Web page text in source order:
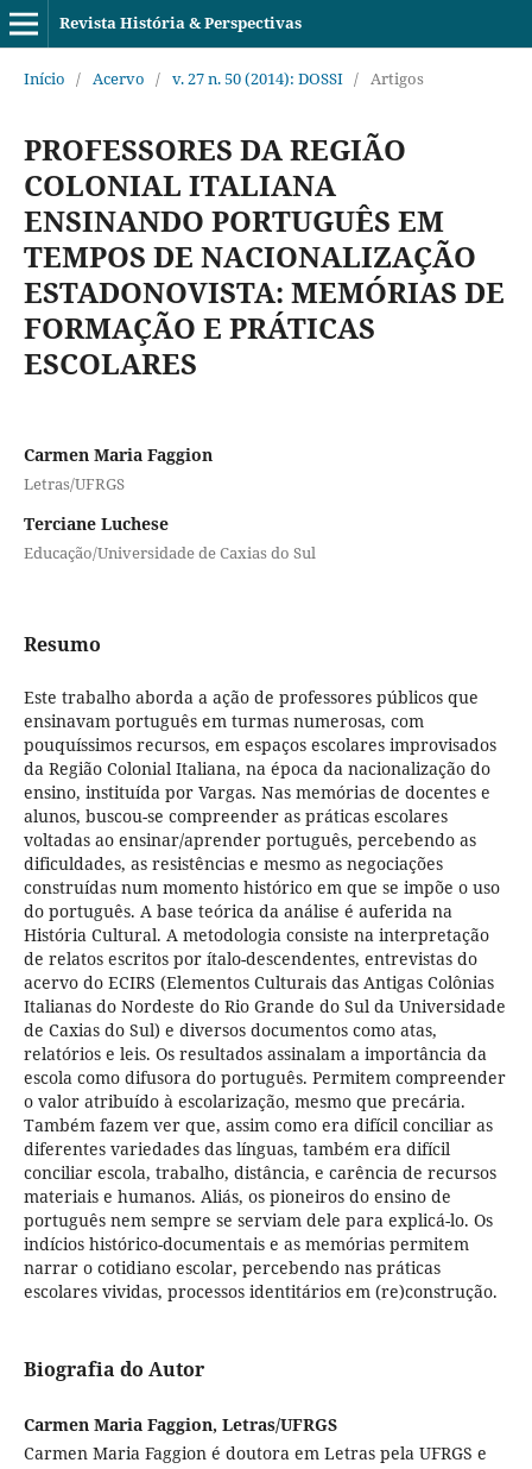
Revista História & Perspectivas
Início / Acervo / v. 27 n. 50 (2014): DOSSI / Artigos
PROFESSORES DA REGIÃO
COLONIAL ITALIANA
ENSINANDO PORTUGUÊS EM
TEMPOS DE NACIONALIZAÇÃO
ESTADONOVISTA: MEMÓRIAS DE
FORMAÇÃO E PRÁTICAS
ESCOLARES
Carmen Maria Faggion
Letras/UFRGS
Terciane Luchese
Educação/Universidade de Caxias do Sul
Resumo
Este trabalho aborda a ação de professores públicos que
ensinavam português em turmas numerosas, com
pouquíssimos recursos, em espaços escolares improvisados
da Região Colonial Italiana, na época da nacionalização do
ensino, instituída por Vargas. Nas memórias de docentes e
alunos, buscou-se compreender as práticas escolares
voltadas ao ensinar/aprender português, percebendo as
dificuldades, as resistências e mesmo as negociações
construídas num momento histórico em que se impõe o uso
do português. A base teórica da análise é auferida na
História Cultural. A metodologia consiste na interpretação
de relatos escritos por ítalo-descendentes, entrevistas do
acervo do ECIRS (Elementos Culturais das Antigas Colônias
Italianas do Nordeste do Rio Grande do Sul da Universidade
de Caxias do Sul) e diversos documentos como atas,
relatórios e leis. Os resultados assinalam a importância da
escola como difusora do português. Permitem compreender
o valor atribuído à escolarização, mesmo que precária.
Também fazem ver que, assim como era difícil conciliar as
diferentes variedades das línguas, também era difícil
conciliar escola, trabalho, distância, e carência de recursos
materiais e humanos. Aliás, os pioneiros do ensino de
português nem sempre se serviam dele para explicá-lo. Os
indícios histórico-documentais e as memórias permitem
narrar o cotidiano escolar, percebendo nas práticas
escolares vividas, processos identitários em (re)construção.
Biografia do Autor
Carmen Maria Faggion, Letras/UFRGS
Carmen Maria Faggion é doutora em Letras pela UFRGS e